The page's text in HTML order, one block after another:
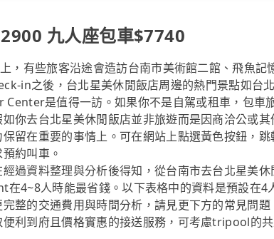
九人座包車$7740
，有些旅客沿途會造訪台南市美術館二館、飛魚記
in之後，台北星美休閒飯店周邊的熱門景點如台
是值得一訪。如果你不是自駕或租車，包車
你去台北星美休閒飯店並非旅遊而是因商洽公或
留在重要的事情上。可在網站上點選黃色按鈕，
約叫車。
過資料整理與分析後得知，從台南市去台北星美
4~8人時能最省錢。以下表格中的資料是預設在4
整的交通費用與時間分析，請見更下方的常見問
利到府且價格實惠的接送服務，可考慮tripool的共